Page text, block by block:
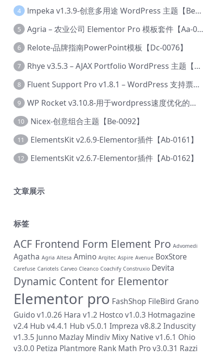
4 lmpeka v1.3.9-创意多用途 WordPress 主题【Be-0064】
5 Agria – 农业公司 Elementor Pro 模板套件【Aa-0003】
6 Relote-品牌指南PowerPoint模板【Dc-0076】
7 Rhye v3.5.3 – AJAX Portfolio WordPress 主题【Bi-0049】
8 Fluent Support Pro v1.8.1 – WordPress 支持票务系统【Cc-0041】
9 WP Rocket v3.10.8-用于wordpress速度优化的缓存加速插件【Cd-0019】
10 Nicex-创意组合主题【Be-0092】
11 ElementsKit v2.6.9-Elementor插件【Ab-0161】
12 ElementsKit v2.6.7-Elementor插件【Ab-0162】
文章展示
标签
ACF Frontend Form Element Pro Advomedi
Agatha Agria Altesa Amino Arqitec Aspire Avenue BoxStore
Carefuse Cariotels Carveo Cleanco Coachify Construxio Devita
Dynamic Content for Elementor
Elementor pro FashShop FileBird Grano
Guido v1.0.26 Hara v1.2 Hostco v1.0.3 Hotmagazine
v2.4 Hub v4.4.1 Hub v5.0.1 Impreza v8.8.2 Induscity
v1.3.5 Junno Mazlay Mindiv Mixy Native v1.6.1 Ohio
v3.0.0 Petiza Plantmore Rank Math Pro v3.0.31 Razzi